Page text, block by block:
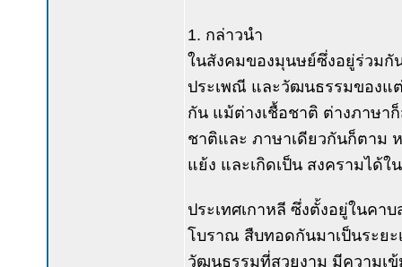
1. กล่าวนำ
ในสังคมของมุนษย์ซึ่งอยู่ร่วมกั
ประเพณี และวัฒนธรรมของแ
กัน แม้ต่างเชื้อชาติ ต่างภาษา
ชาติและ ภาษาเดียวกันก็ตาม
แย้ง และเกิดเป็น สงครามได้ใ
ประเทศเกาหลี ซึ่งตั้งอยู่ในคา
โบราณ สืบทอดกันมาเป็นระย
วัฒนธรรมที่สวยงาม มีความเ